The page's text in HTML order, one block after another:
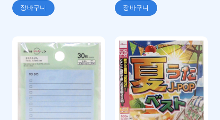
장바구니 장바구니